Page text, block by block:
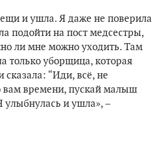
и ушла. Я даже не поверила
подойти на пост медсестры,
ли мне можно уходить. Там
только уборщица, которая
сказала: “Иди, всё, не
вам времени, пускай малыш
улыбнулась и ушла», –